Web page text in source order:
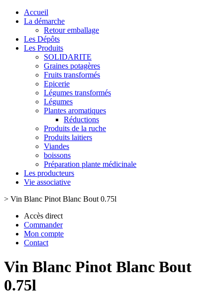
Accueil
La démarche
Retour emballage
Les Dépôts
Les Produits
SOLIDARITE
Graines potagères
Fruits transformés
Epicerie
Légumes transformés
Légumes
Plantes aromatiques
Réductions
Produits de la ruche
Produits laitiers
Viandes
boissons
Préparation plante médicinale
Les producteurs
Vie associative
> Vin Blanc Pinot Blanc Bout 0.75l
Accès direct
Commander
Mon compte
Contact
Vin Blanc Pinot Blanc Bout
0.75l